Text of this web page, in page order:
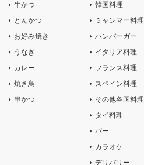
牛かつ
とんかつ
お好み焼き
うなぎ
カレー
焼き鳥
串かつ
韓国料理
ミャンマー料理
ハンバーガー
イタリア料理
フランス料理
スペイン料理
その他各国料理
タイ料理
バー
カラオケ
デリバリー